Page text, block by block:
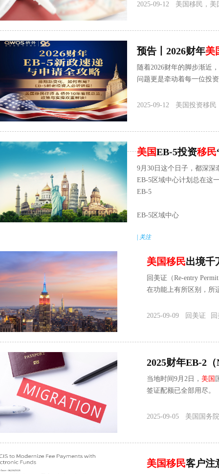
2025-09-12
美国移民，美
预告丨2026财年美
随着2026财年的脚步渐近，
问题更是牵动着每一位投
2025-09-12 美国投资移民
美国EB-5投资移民
9月30日这个日子，都深深
EB-5区域中心计划总在这
EB-5
EB-5区域中心
关注
美国移民出境千
回美证（Re-entry
在功能上有所区别，所
2025-09-09 回美证
2025财年EB-2
当地时间9月2日， 美国
签证配额已全部用尽。
2025-09-05 美国国务
美国移民客户注